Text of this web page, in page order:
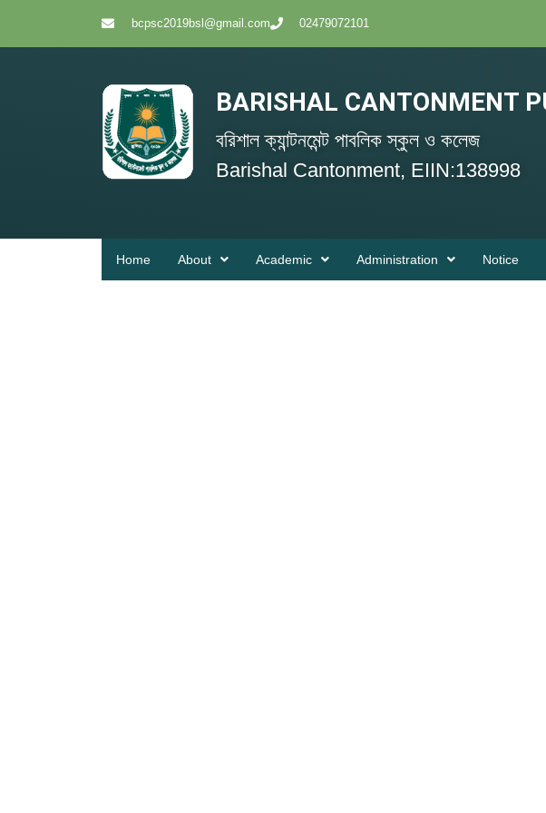
bcpsc2019bsl@gmail.com 02479072101
BARISHAL CANTONMENT
বরিশাল ক্যান্টনমেন্ট পাবলিক স্কুল ও কলেজ
Barishal Cantonment, EIIN:138998
Home About Academic Administration Notice